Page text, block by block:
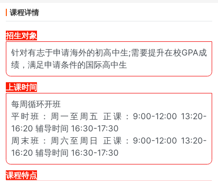
课程详情
招生对象
针对有志于申请海外的初高中生;需要提升在校GPA成
绩，满足申请条件的国际高中生
上课时间
每周循环开班
平时班：周一至周五 正课：9:00-12:00 13:20-
16:20 辅导时间 16:30-17:30
周末班：周六至周日 正课：9:00-12:00 13:20-
16:20 辅导时间 16:30-17:30
课程特点